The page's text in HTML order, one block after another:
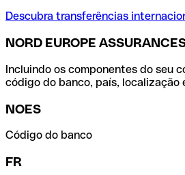
Descubra transferências
NORD EUROPE
Incluindo os componentes do seu
código do banco, país, localização
NOES
Código do banco
FR